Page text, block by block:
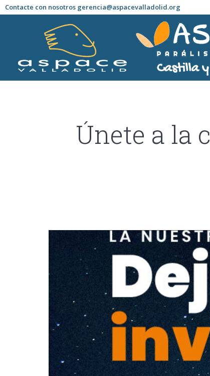
Contacte con nosotros gerencia@aspacevalladolid.org
Únete a la